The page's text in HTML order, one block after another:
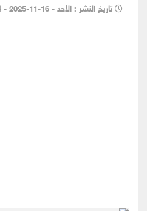
تاريخ النشر : الأحد - 16-11-2025 - 1:04 PM